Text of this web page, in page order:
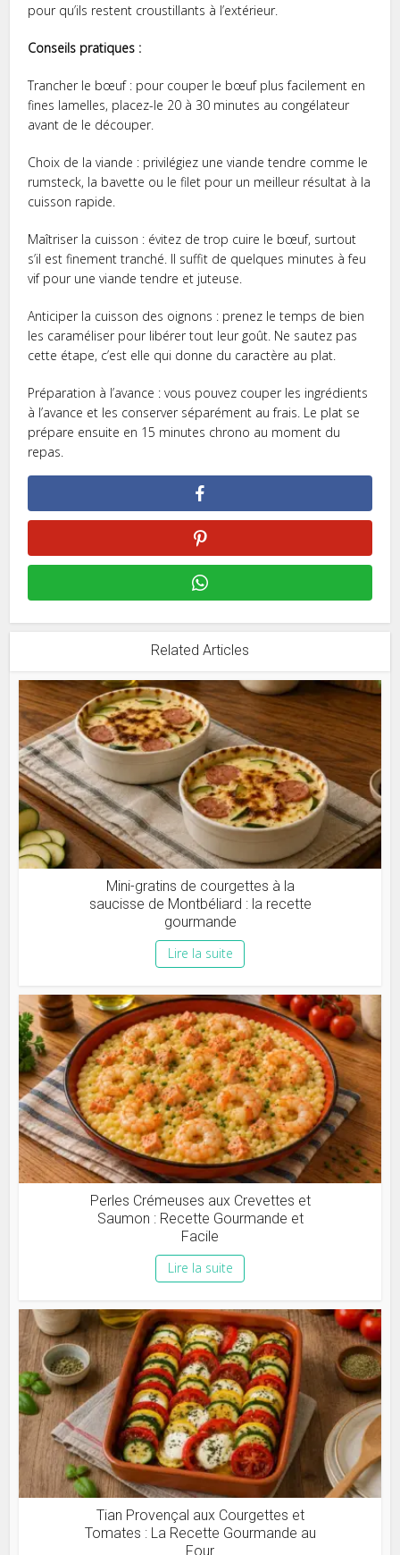
pour qu’ils restent croustillants à l’extérieur.
Conseils pratiques :
Trancher le bœuf : pour couper le bœuf plus facilement en
fines lamelles, placez-le 20 à 30 minutes au congélateur
avant de le découper.
Choix de la viande : privilégiez une viande tendre comme le
rumsteck, la bavette ou le filet pour un meilleur résultat à la
cuisson rapide.
Maîtriser la cuisson : évitez de trop cuire le bœuf, surtout
s’il est finement tranché. Il suffit de quelques minutes à feu
vif pour une viande tendre et juteuse.
Anticiper la cuisson des oignons : prenez le temps de bien
les caraméliser pour libérer tout leur goût. Ne sautez pas
cette étape, c’est elle qui donne du caractère au plat.
Préparation à l’avance : vous pouvez couper les ingrédients
à l’avance et les conserver séparément au frais. Le plat se
prépare ensuite en 15 minutes chrono au moment du
repas.
Related Articles
Mini-gratins de courgettes à la
saucisse de Montbéliard : la recette
gourmande
Lire la suite
Perles Crémeuses aux Crevettes et
Saumon : Recette Gourmande et
Facile
Lire la suite
Tian Provençal aux Courgettes et
Tomates : La Recette Gourmande au
Four